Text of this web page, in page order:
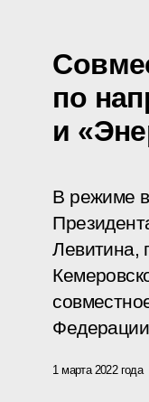
по
и
В режиме
Левитина,
1 марта 2022 года